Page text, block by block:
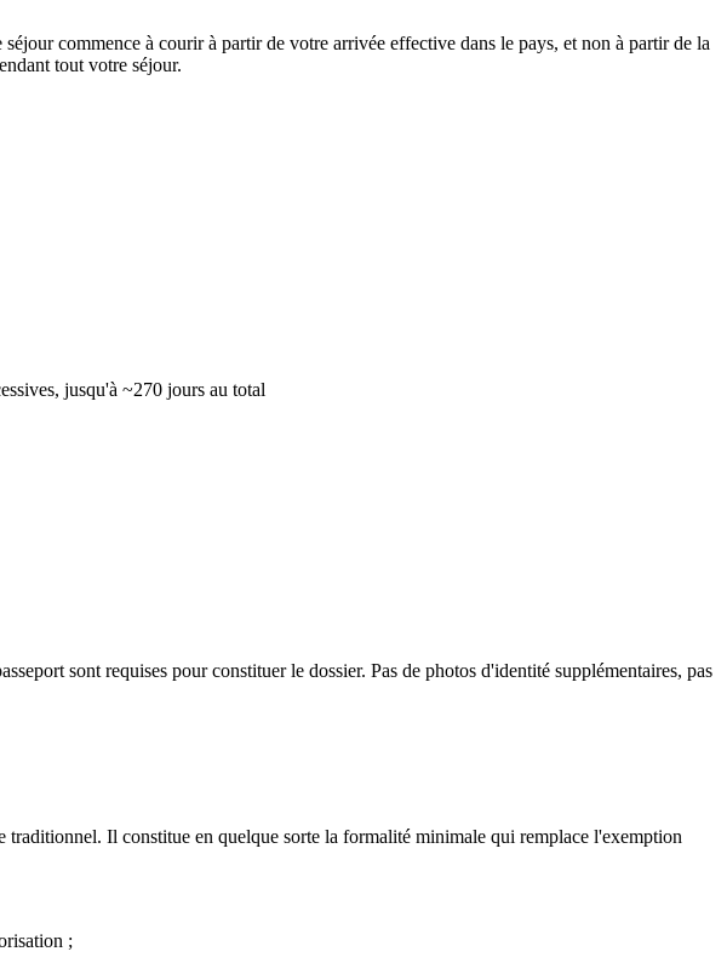
commence à courir à partir de votre arrivée effective dans le pays, et non à partir de la
tout votre séjour.
jusqu'à ~270 jours au total
sont requises pour constituer le dossier. Pas de photos d'identité supplémentaires, pas
traditionnel. Il constitue en quelque sorte la formalité minimale qui remplace l'exemption
;